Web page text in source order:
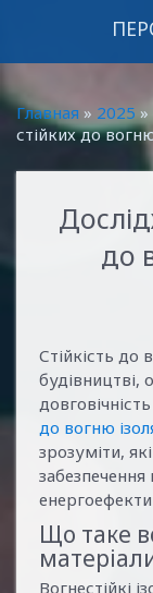
Главная » 2025 »
стійких до
до
Стійкість
будівництві,
до вогню
зрозуміти,
забезпечення
Що таке
Вогнестійкі